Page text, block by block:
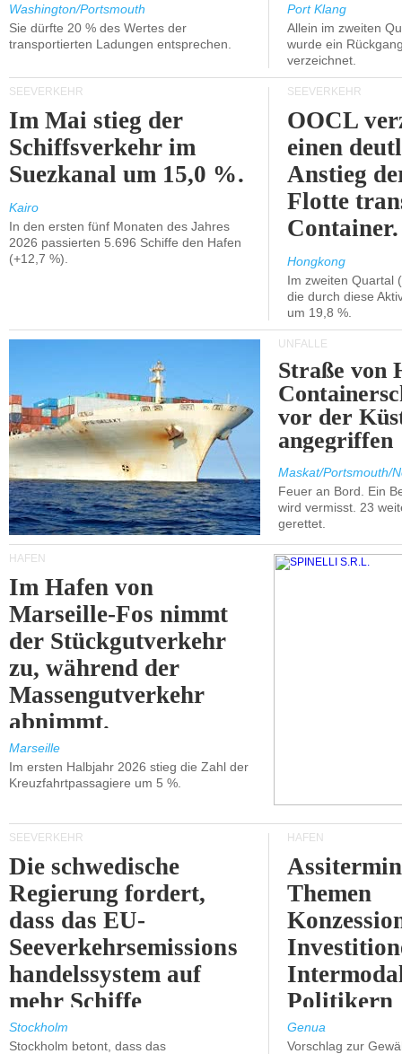
Washington/Portsmouth
Sie dürfte 20 % des Wertes der
transportierten Ladungen entsprechen.
Port Klang
Allein im zweiten
wurde ein
verzeichnet.
SEEVERKEHR
Im Mai stieg der
Schiffsverkehr im
Suezkanal um 15,0 %.
Kairo
In den ersten fünf Monaten des Jahres
2026 passierten 5.696 Schiffe den Hafen
(+12,7 %).
SEEVERKEHR
OOCL
einen
Anstieg
Flotte
Container.
Hongkong
Im zweiten Quartal
die durch diese
um 19,8 %.
UNFÄLLE
Straße von
vor der
angegriffen
Maskat/Portsmouth/
Feuer an Bord. Ein
wird vermisst. 23
gerettet.
HÄFEN
Im Hafen von
Marseille-Fos nimmt
der Stückgutverkehr
zu, während der
Massengutverkehr
abnimmt.
Marseille
Im ersten Halbjahr 2026 stieg die Zahl der
Kreuzfahrtpassagiere um 5 %.
SEEVERKEHR
Die schwedische
Regierung fordert,
dass das EU-
Seeverkehrsemissions
handelssystem auf
mehr Schiffe
ausgeweitet wird.
Stockholm
Stockholm betont, dass das
HÄFEN
Themen
Politikern
Genua
Vorschlag zur